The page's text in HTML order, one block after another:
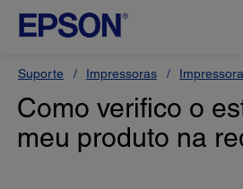
Suporte Impressoras
Como verifico o
meu produto na